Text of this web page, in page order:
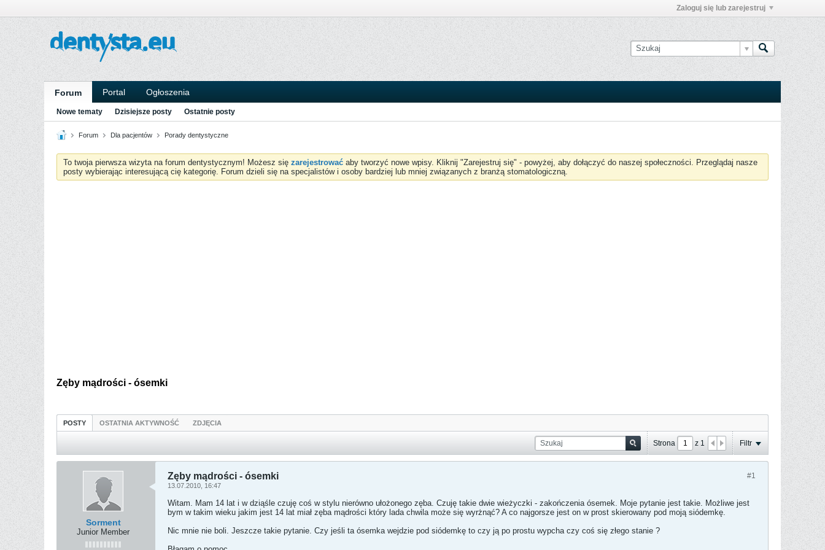
Zaloguj się lub zarejestruj
Forum Portal Ogłoszenia
Nowe tematy Dzisiejsze posty Ostatnie posty
Forum Dla pacjentów Porady dentystyczne
To twoja pierwsza wizyta na forum dentystycznym! Możesz się zarejestrować aby tworzyć nowe wpisy. Kliknij "Zarejestruj się" - powyżej, aby dołączyć do naszej społeczności. Przeglądaj nasze
posty wybierając interesującą cię kategorię. Forum dzieli się na specjalistów i osoby bardziej lub mniej związanych z branżą stomatologiczną.
Zęby mądrości - ósemki
POSTY OSTATNIA AKTYWNOŚĆ ZDJĘCIA
Strona z 1 Filtr
Sorment
Junior Member
#1
Zęby mądrości - ósemki
13.07.2010, 16:47
Witam. Mam 14 lat i w dziąśle czuję coś w stylu nierówno ułożonego zęba. Czuję takie dwie wieżyczki - zakończenia ósemek. Moje pytanie jest takie. Możliwe jest
bym w takim wieku jakim jest 14 lat miał zęba mądrości który lada chwila może się wyrżnąć? A co najgorsze jest on w prost skierowany pod moją siódemkę.
Nic mnie nie boli. Jeszcze takie pytanie. Czy jeśli ta ósemka wejdzie pod siódemkę to czy ją po prostu wypcha czy coś się złego stanie ?